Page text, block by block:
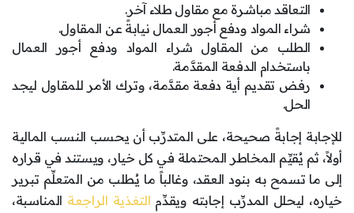
التعاقد مباشرة مع مقاول طلاء آخر.
شراء المواد ودفع أجور العمال نيابةً عن المقاول.
الطلب من المقاول شراء المواد ودفع أجور العمال
باستخدام الدفعة المقدَّمة.
رفض تقديم أية دفعة مقدَّمة، وترك الأمر للمقاول ليجد
الحل.
للإجابة إجابةً صحيحة، على المتدرِّب أن يحسب النسب المالية
أولاً، ثم يُقيِّم المخاطر المحتملة في كل خيار، ويستند في قراره
إلى ما تسمح به بنود العقد، وغالباً ما يُطلب من المتعلِّم تبرير
خياره، ليحلل المدرِّب إجابته ويقدِّم التغذية الراجعة المناسبة،